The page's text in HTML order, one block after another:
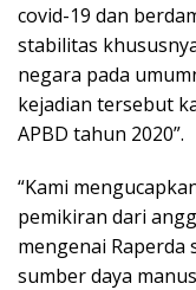
covid-19 dan
stabilitas
negara pada
kejadian tersebut
APBD tahun 2020”.
“Kami
pemikiran dari
mengenai Raperda
sumber daya